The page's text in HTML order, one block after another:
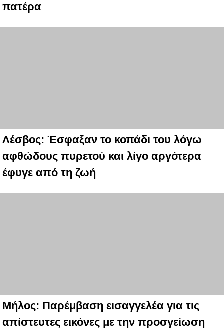
πατέρα
Λέσβος: Έσφαξαν το κοπάδι του λόγω
αφθώδους πυρετού και λίγο αργότερα
έφυγε από τη ζωή
Μήλος: Παρέμβαση εισαγγελέα για τις
απίστευτες εικόνες με την προσγείωση